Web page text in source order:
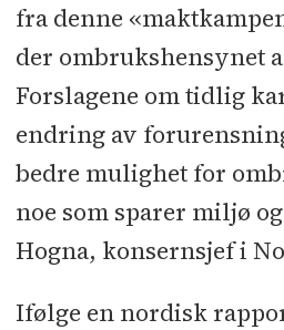
fra denne
der ombrukshensynet
Forslagene om tidlig
endring av
bedre mulighet for
noe som sparer miljø
Hogna, konsernsjef i
Ifølge en nordisk